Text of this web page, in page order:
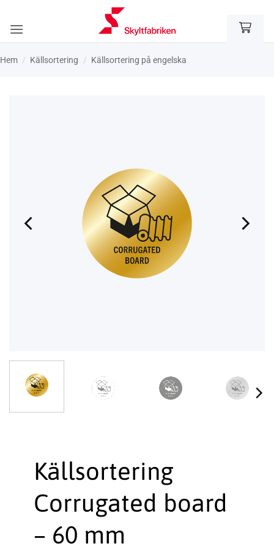
content
Hem / Käll­sortering / Källsortering på engelska
Källsortering
Corrugated board
– 60 mm